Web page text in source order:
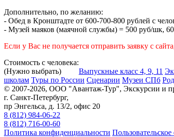
Дополнительно, по желанию:
- Обед в Кронштадте от 600-700-800 рублей с
- Музей маяков (маячной службы) = 500 руб/шк,
Если у Вас не получается отправить заявку с
Стоимость с человека:
(Нужно выбрать)
Выпускные класс 4, 9, 11
школам Туры по России Сценарии Музеи СПб
© 2007-2026, ООО "Авантаж-Тур", Экскурсии и
г. Санкт-Петербург,
пр Энгельса, д. 13/2, офис 20
8 (812) 984-06-22
8 (812) 716-00-60
Политика конфиденциальности